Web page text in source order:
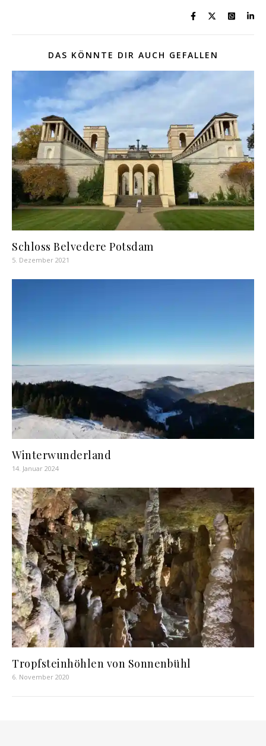
DAS KÖNNTE DIR AUCH GEFALLEN
Schloss Belvedere Potsdam
5. Dezember 2021
Winterwunderland
14. Januar 2024
Tropfsteinhöhlen von Sonnenbühl
6. November 2020